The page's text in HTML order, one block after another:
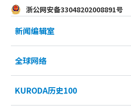
浙公网安备33048202008891号
新闻编辑室
全球网络
KURODA历史100